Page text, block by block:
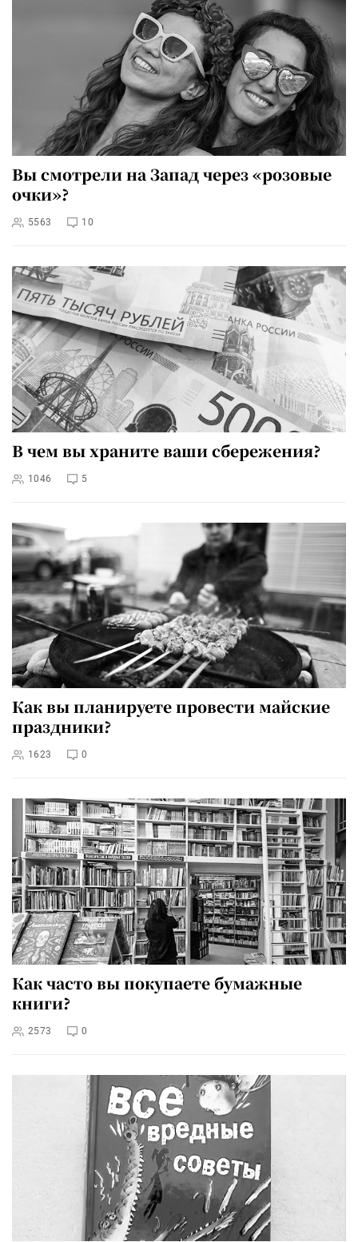
Вы смотрели на Запад через «розовые
очки»?
5563 10
В чем вы храните ваши сбережения?
1046 5
Как вы планируете провести майские
праздники?
1623 0
Как часто вы покупаете бумажные
книги?
2573 0